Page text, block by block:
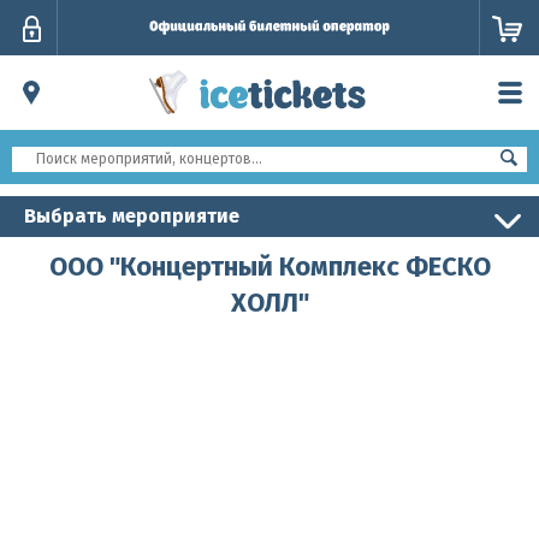
Выбрать мероприятие
ООО "Концертный Комплекс ФЕСКО
ХОЛЛ"